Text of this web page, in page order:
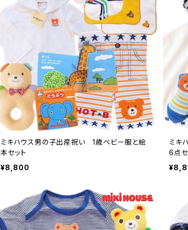
ミキハウス男の子出産祝い 1歳ベビー服と絵
本セット
¥8,800
ミキ
6点セ